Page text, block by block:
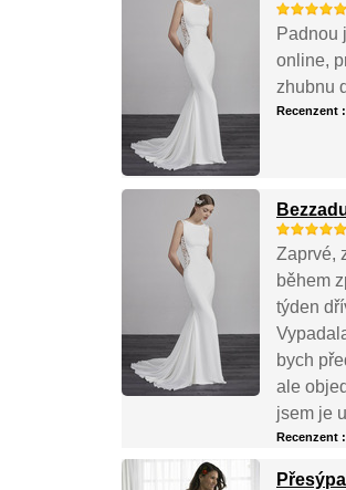
Padnou
online,
zhubnu
Recenzent
Zaprvé,
během
týden
bych
ale
jsem je
Recenzent